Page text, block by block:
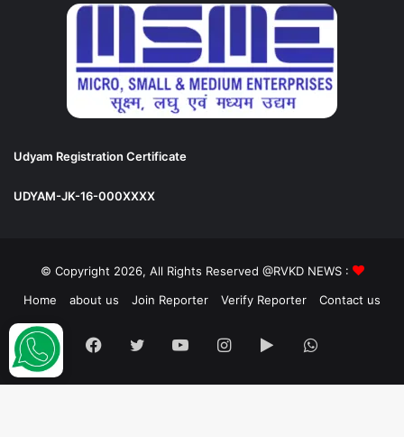
Udyam Registration Certificate
UDYAM-JK-16-000XXXX
© Copyright 2026, All Rights Reserved @RVKD NEWS :
Home
about us Join Reporter Verify Reporter Contact us
Facebook
TwitterYouTubeInstagram
Google
Play
WhatsApp